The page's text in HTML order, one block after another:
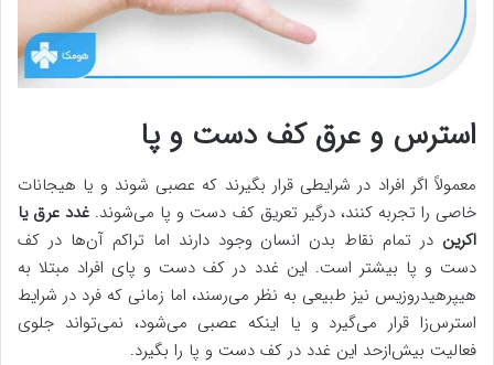
استرس و عرق کف دست و پا
معمولاً اگر افراد در شرایطی قرار بگیرند که عصبی شوند و یا هیجانات
خاصی را تجربه کنند، درگیر تعریق کف دست و پا می‌شوند. غدد عرق یا
اکرین در تمام نقاط بدن انسان وجود دارند اما تراکم آن‌ها در کف
دست و پا بیشتر است. این غدد در کف دست و پای افراد مبتلا به
هیپرهیدروزیس نیز طبیعی به نظر می‌رسند، اما زمانی که فرد در شرایط
استرس‌زا قرار می‌گیرد و یا اینکه عصبی می‌شود، نمی‌تواند جلوی
فعالیت بیش‌ازحد این غدد در کف دست و پا را بگیرد.